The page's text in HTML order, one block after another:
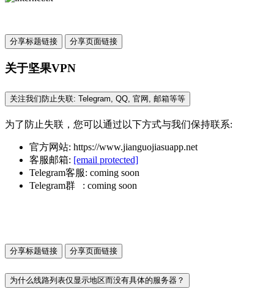
分享标题链接 分享页面链接
关于坚果VPN
关注我们防止失联: Telegram, QQ, 官网, 邮箱等等
为了防止失联，您可以通过以下方式与我们保持联系:
官方网站: https://www.jianguojiasuapp.net
客服邮箱: [email protected]
Telegram客服: coming soon
Telegram群 : coming soon
分享标题链接 分享页面链接
为什么线路列表仅显示地区而没有具体的服务器？